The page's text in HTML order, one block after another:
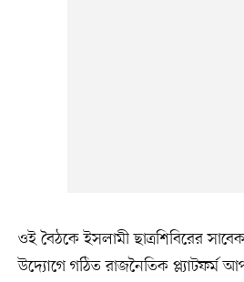
ওই বৈঠকে ইসলামী ছাত্রশিবিরের
উদ্যোগে গঠিত রাজনৈতিক প্ল্যাটফর্ম